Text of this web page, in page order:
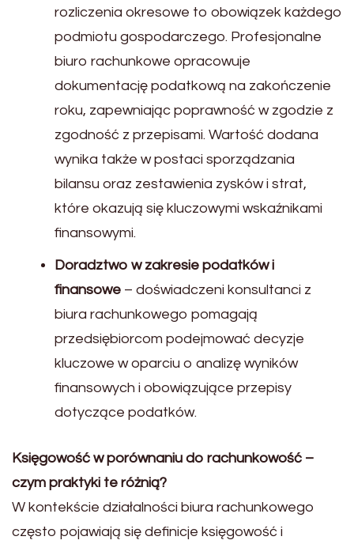
rozliczenia okresowe to obowiązek każdego
podmiotu gospodarczego. Profesjonalne
biuro rachunkowe opracowuje
dokumentację podatkową na zakończenie
roku, zapewniając poprawność w zgodzie z
zgodność z przepisami. Wartość dodana
wynika także w postaci sporządzania
bilansu oraz zestawienia zysków i strat,
które okazują się kluczowymi wskaźnikami
finansowymi.
Doradztwo w zakresie podatków i
finansowe – doświadczeni konsultanci z
biura rachunkowego pomagają
przedsiębiorcom podejmować decyzje
kluczowe w oparciu o analizę wyników
finansowych i obowiązujące przepisy
dotyczące podatków.
Księgowość w porównaniu do rachunkowość –
czym praktyki te różnią?
W kontekście działalności biura rachunkowego
często pojawiają się definicje księgowość i